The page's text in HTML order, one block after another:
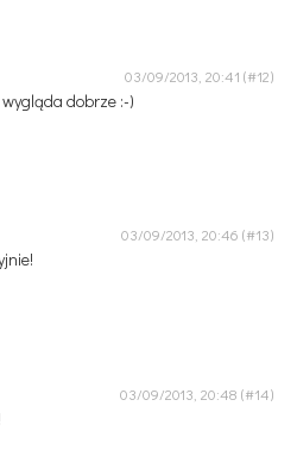
03/09/2013, 20:41
dobrze :-)
03/09/2013, 20:46
03/09/2013, 20:48